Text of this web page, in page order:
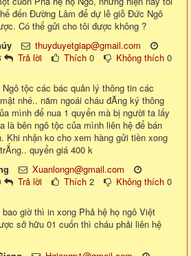
đến Đường Lâm để dự lễ giỗ Đức Ngô
Có thể gửi cho tôi được không ?
thuyduyetgiap@gmail.com
Trả lời Thích 0 Không thích 0
tộc các bác quản lý thông tin các
nhé.. năm ngoái cháu đĂng ký thông
mình để nua 1 quyển mà bị người ta lấy
là bên ngô tộc của mình liên hệ để bán
Khi nhận ko cho xem hàng gửi tiền xong
quyển giá 400 k
Xuanlongn@gmail.com
Trả lời Thích 2 Không thích 0
giờ thì in xong Phả hệ họ ngô Việt
sở hữu 01 cuốn thì cháu phải liên hệ